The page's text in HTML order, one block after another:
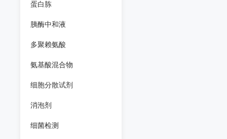
蛋白胨
胰酶中和液
多聚赖氨酸
氨基酸混合物
细胞分散试剂
消泡剂
细菌检测